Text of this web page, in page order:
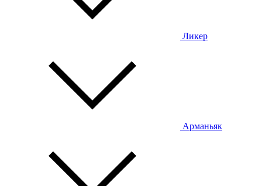
Ликер
Арманьяк